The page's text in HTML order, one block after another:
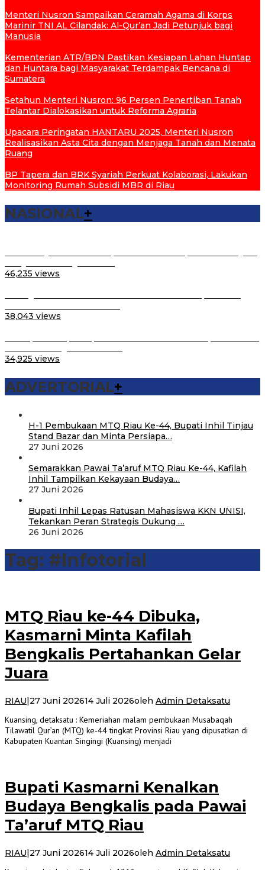
Menteri Nusron Sampaikan Ceramah Agama di Korps
Marinir TNI AL Cilandak: Al-Qur’an Jadi Petunjuk bagi
Manusia
Kementerian ATR/BPN Pastikan Kesiapan Lahan Huntap
dan Huntara bagi Masyarakat Terdampak Bencana di
Sumatera
Setahun Menteri Nusron: 96 Persen Penertiban Tanah
Telantar Dialokasikan untuk Reforma Agraria
Upacara Peringatan HANTARU 2025, Menteri Nusron
Realisasikan Asta Cita dengan Menjaga Tanah dan Menata
Ruang
BP Tapera dan BRK Syariah Perkuat Kolaborasi, Lakukan
Monitoring Rumah Subsidi MBR di Riau
NASIONAL+
46,235 views
38,043 views
34,925 views
ADVERTORIAL+
H-1 Pembukaan MTQ Riau Ke-44, Bupati Inhil Tinjau
Stand Bazar dan Minta Persiapa…
27 Juni 2026
Semarakkan Pawai Ta’aruf MTQ Riau Ke-44, Kafilah
Inhil Tampilkan Kekayaan Budaya…
27 Juni 2026
Bupati Inhil Lepas Ratusan Mahasiswa KKN UNISI,
Tekankan Peran Strategis Dukung …
26 Juni 2026
Tag: #Infotorial
MTQ Riau ke-44 Dibuka,
Kasmarni Minta Kafilah
Bengkalis Pertahankan Gelar
Juara
RIAU|27 Juni 202614 Juli 2026oleh Admin Detaksatu
Kuansing, detaksatu : Kemeriahan malam pembukaan Musabaqah
Tilawatil Qur’an (MTQ) ke-44 tingkat Provinsi Riau yang dipusatkan di
Kabupaten Kuantan Singingi (Kuansing) menjadi
Bupati Kasmarni Kenalkan
Budaya Bengkalis pada Pawai
Ta’aruf MTQ Riau
RIAU|27 Juni 202614 Juli 2026oleh Admin Detaksatu